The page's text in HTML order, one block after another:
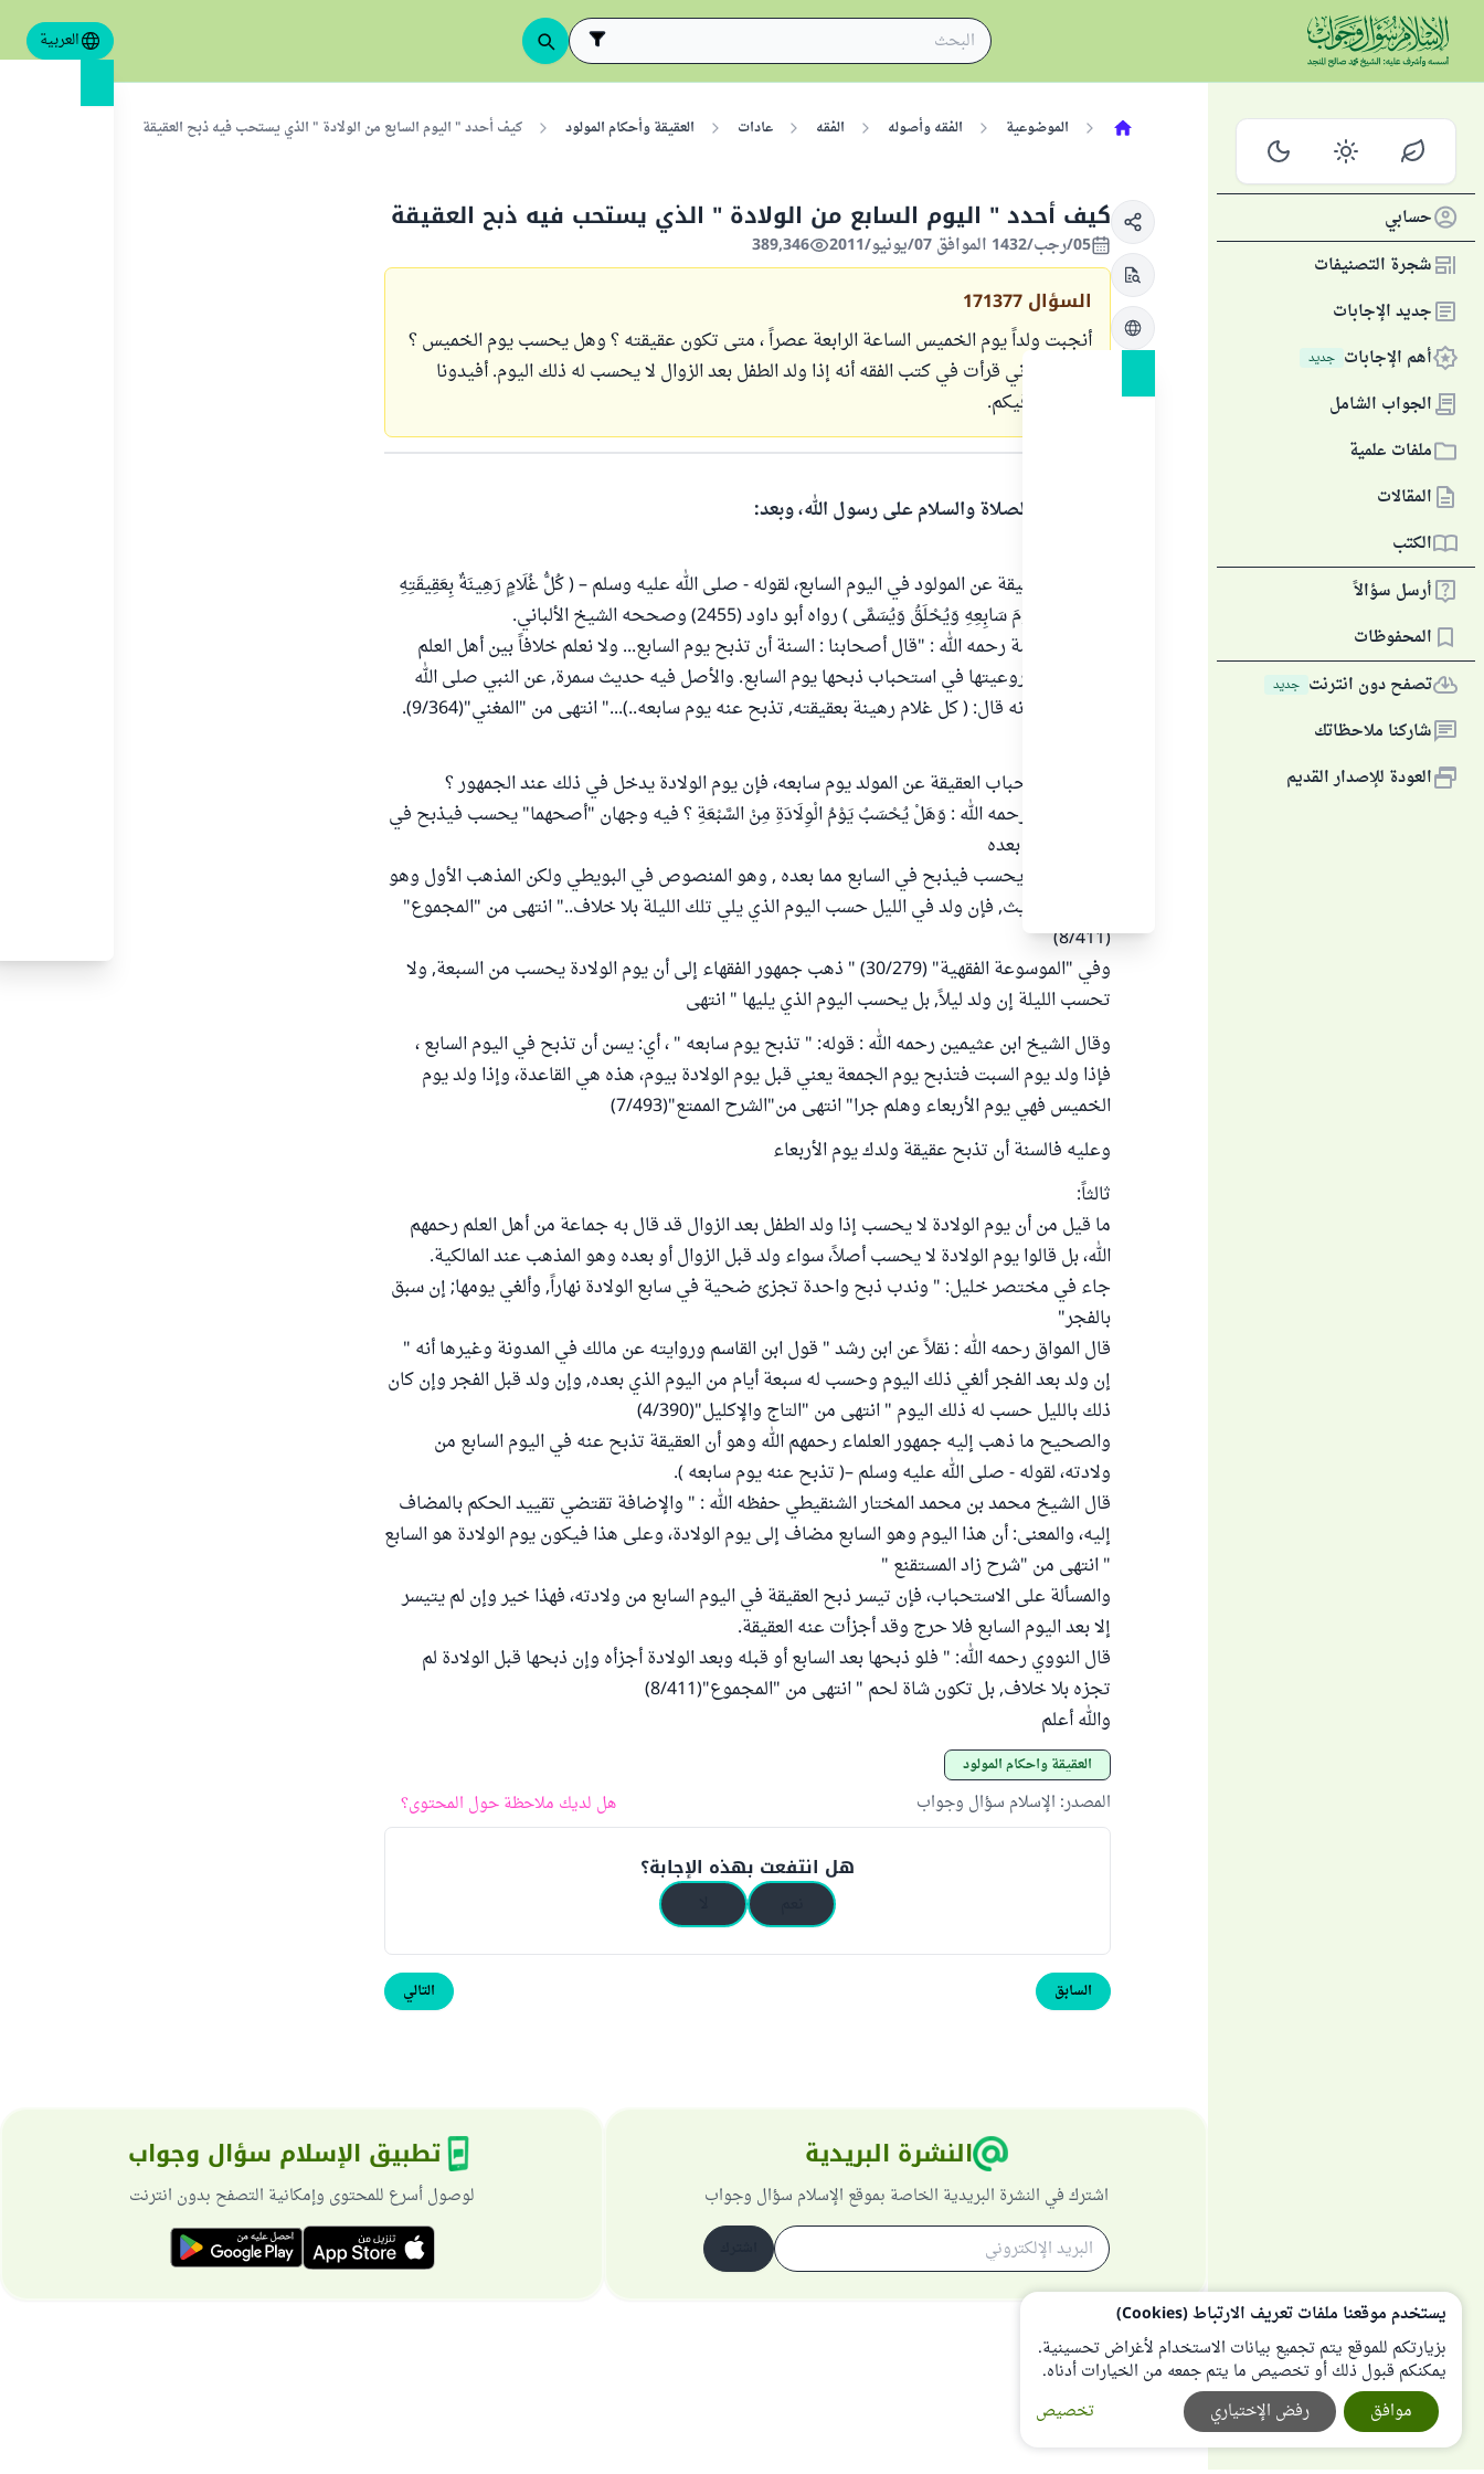
العربية
حسابي
شجرة التصنيفات
جديد الإجابات
أهم الإجابات جديد
الجواب الشامل
ملفات علمية
المقالات
الكتب
أرسل سؤالاً
المحفوظات
تصفح دون انترنت جديد
شاركنا ملاحظاتك
العودة للإصدار القديم
الموضوعية الفقه وأصوله الفقه عادات العقيقة وأحكام المولود كيف أحدد " اليوم السابع من الولادة " الذي يستحب فيه ذبح العقيقة
كيف أحدد " اليوم السابع من الولادة " الذي يستحب فيه ذبح العقيقة
05/رجب/1432 الموافق 07/يونيو/2011 389,346
السؤال 171377
أنجبت ولداً يوم الخميس الساعة الرابعة عصراً ، متى تكون عقيقته ؟ وهل يحسب يوم الخميس ؟
مع العلم أني قرأت في كتب الفقه أنه إذا ولد الطفل بعد الزوال لا يحسب له ذلك اليوم. أفيدونا
بارك الله فيكم.
الحمد لله والصلاة والسلام على رسول الله، وبعد:
تستحب العقيقة عن المولود في اليوم السابع، لقوله - صلى الله عليه وسلم – ( كُلُّ غُلَامٍ رَهِينَةٌ بِعَقِيقَتِهِ
تُذْبَحُ عَنْهُ يَوْمَ سَابِعِهِ وَيُحْلَقُ وَيُسَمَّى ) رواه أبو داود (2455) وصححه الشيخ الألباني.
قال ابن قدامة رحمه الله : "قال أصحابنا : السنة أن تذبح يوم السابع... ولا نعلم خلافاً بين أهل العلم
القائلين بمشروعيتها في استحباب ذبحها يوم السابع. والأصل فيه حديث سمرة, عن النبي صلى الله
عليه وسلم أنه قال: ( كل غلام رهينة بعقيقته, تذبح عنه يوم سابعه..)..." انتهى من "المغني"(9/364).
إذا تقرر استحباب العقيقة عن المولد يوم سابعه، فإن يوم الولادة يدخل في ذلك عند الجمهور ؟
قال النووي رحمه الله : وَهَلْ يُحْسَبُ يَوْمُ الْوِلَادَةِ مِنْ السَّبْعَةِ ؟ فيه وجهان "أصحهما" يحسب فيذبح في
السادس مما بعده
"والثاني" لا يحسب فيذبح في السابع مما بعده , وهو المنصوص في البويطي ولكن المذهب الأول وهو
ظاهر الأحاديث, فإن ولد في الليل حسب اليوم الذي يلي تلك الليلة بلا خلاف.." انتهى من "المجموع"
(8/411)
وفي "الموسوعة الفقهية" (30/279) " ذهب جمهور الفقهاء إلى أن يوم الولادة يحسب من السبعة, ولا
تحسب الليلة إن ولد ليلاً, بل يحسب اليوم الذي يليها " انتهى
وقال الشيخ ابن عثيمين رحمه الله : قوله: " تذبح يوم سابعه " ، أي: يسن أن تذبح في اليوم السابع ،
فإذا ولد يوم السبت فتذبح يوم الجمعة يعني قبل يوم الولادة بيوم، هذه هي القاعدة، وإذا ولد يوم
الخميس فهي يوم الأربعاء وهلم جرا" انتهى من"الشرح الممتع"(7/493)
وعليه فالسنة أن تذبح عقيقة ولدك يوم الأربعاء
ثالثاً:
ما قيل من أن يوم الولادة لا يحسب إذا ولد الطفل بعد الزوال قد قال به جماعة من أهل العلم رحمهم
الله، بل قالوا يوم الولادة لا يحسب أصلاً، سواء ولد قبل الزوال أو بعده وهو المذهب عند المالكية.
جاء في مختصر خليل: " وندب ذبح واحدة تجزئ ضحية في سابع الولادة نهاراً, وألغي يومها; إن سبق
بالفجر"
قال المواق رحمه الله : نقلاً عن ابن رشد " قول ابن القاسم وروايته عن مالك في المدونة وغيرها أنه "
إن ولد بعد الفجر ألغي ذلك اليوم وحسب له سبعة أيام من اليوم الذي بعده, وإن ولد قبل الفجر وإن كان
ذلك بالليل حسب له ذلك اليوم " انتهى من "التاج والإكليل"(4/390)
والصحيح ما ذهب إليه جمهور العلماء رحمهم الله وهو أن العقيقة تذبح عنه في اليوم السابع من
ولادته، لقوله - صلى الله عليه وسلم –( تذبح عنه يوم سابعه ).
قال الشيخ محمد بن محمد المختار الشنقيطي حفظه الله : " والإضافة تقتضي تقييد الحكم بالمضاف
إليه، والمعنى: أن هذا اليوم وهو السابع مضاف إلى يوم الولادة، وعلى هذا فيكون يوم الولادة هو السابع
" انتهى من "شرح زاد المستقنع "
والمسألة على الاستحباب، فإن تيسر ذبح العقيقة في اليوم السابع من ولادته، فهذا خير وإن لم يتيسر
إلا بعد اليوم السابع فلا حرج وقد أجزأت عنه العقيقة.
قال النووي رحمه الله: " فلو ذبحها بعد السابع أو قبله وبعد الولادة أجزأه وإن ذبحها قبل الولادة لم
تجزه بلا خلاف, بل تكون شاة لحم " انتهى من "المجموع"(8/411)
والله أعلم
العقيقة وأحكام المولود
المصدر: الإسلام سؤال وجواب هل لديك ملاحظة حول المحتوى؟
هل انتفعت بهذه الإجابة؟
السابق التالي
النشرة البريدية
اشترك في النشرة البريدية الخاصة بموقع الإسلام سؤال وجواب
تطبيق الإسلام سؤال وجواب
لوصول أسرع للمحتوى وإمكانية التصفح بدون انترنت
يستخدم موقعنا ملفات تعريف الارتباط (Cookies)
بزيارتكم للموقع يتم تجميع بيانات الاستخدام لأغراض تحسينية.
يمكنكم قبول ذلك أو تخصيص ما يتم جمعه من الخيارات أدناه.
تخصيص
رفض الإختياري موافق